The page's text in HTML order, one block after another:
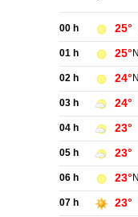
00 h 25°
01 h 25°
02 h 24°
03 h 24°
04 h 23°
05 h 23°
06 h 23°
07 h 23°